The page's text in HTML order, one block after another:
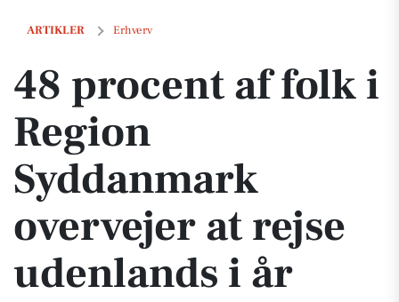
ARTIKLER Erhverv
48 procent af folk i Region Syddanmark overvejer at rejse udenlands i
48 procent af folk i
Region
Syddanmark
overvejer at rejse
udenlands i år